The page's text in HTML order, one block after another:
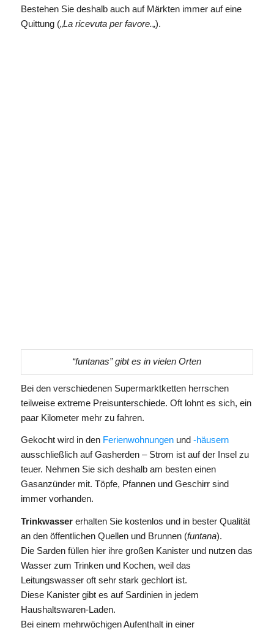
Bestehen Sie deshalb auch auf Märkten immer auf eine
Quittung („La ricevuta per favore.„).
“funtanas” gibt es in vielen Orten
Bei den verschiedenen Supermarktketten herrschen
teilweise extreme Preisunterschiede. Oft lohnt es sich, ein
paar Kilometer mehr zu fahren.
Gekocht wird in den Ferienwohnungenund -häusern
ausschließlich auf Gasherden – Strom ist auf der Insel zu
teuer. Nehmen Sie sich deshalb am besten einen
Gasanzünder mit. Töpfe, Pfannen und Geschirr sind
immer vorhanden.
Trinkwassererhalten Sie kostenlos und in bester Qualität
an den öffentlichen Quellen und Brunnen (funtana).
Die Sarden füllen hier ihre großen Kanister und nutzen das
Wasser zum Trinken und Kochen, weil das
Leitungswasser oft sehr stark gechlort ist.
Diese Kanister gibt es auf Sardinien in jedem
Haushaltswaren-Laden.
Bei einem mehrwöchigen Aufenthalt in einer